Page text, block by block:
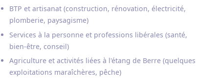
BTP et artisanat (construction, rénovation, électricité,
plomberie, paysagisme)
Services à la personne et professions libérales (santé,
bien-être, conseil)
Agriculture et activités liées à l'étang de Berre (quelques
exploitations maraîchères, pêche)